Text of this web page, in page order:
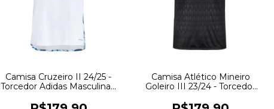
Camisa Cruzeiro II 24/25 -
Torcedor Adidas Masculina -
azul
Camisa Atlético Mineiro
Goleiro III 23/24 - Torcedor